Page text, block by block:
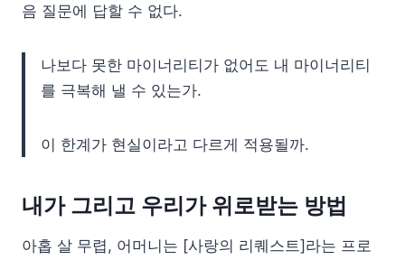
음 질문에 답할 수 없다.
나보다 못한 마이너리티가 없어도 내 마이너리티
를 극복해 낼 수 있는가.
이 한계가 현실이라고 다르게 적용될까.
내가 그리고 우리가 위로받는 방법
아홉 살 무렵, 어머니는 [사랑의 리퀘스트]라는 프로